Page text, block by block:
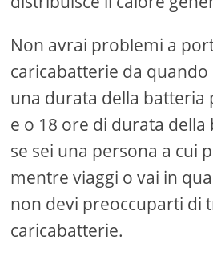
Non avrai problemi a
caricabatterie da
una durata della batteria
e o 18 ore di durata
se sei una persona a cui
mentre viaggi o vai in
non devi preoccuparti di
caricabatterie.